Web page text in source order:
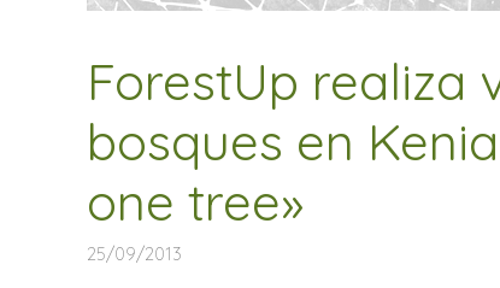
ForestUp realiza
bosques en
one tree»
25/09/2013